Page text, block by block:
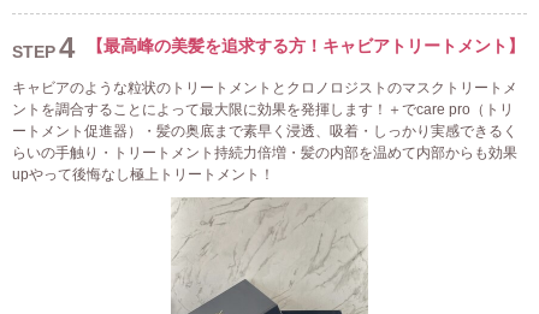
STEP4 【最高峰の美髪を追求する方！キャビアトリートメント】
キャビアのような粒状のトリートメントとクロノロジストのマスクトリートメ
ントを調合することによって最大限に効果を発揮します！＋でcare pro（トリ
ートメント促進器）・髪の奥底まで素早く浸透、吸着・しっかり実感できるく
らいの手触り・トリートメント持続力倍増・髪の内部を温めて内部からも効果
upやって後悔なし極上トリートメント！